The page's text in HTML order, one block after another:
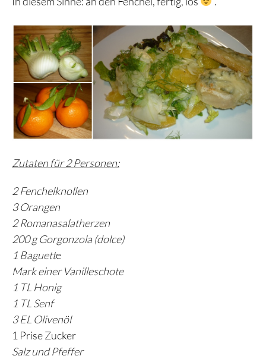
Zutaten für 2 Personen:
2 Fenchelknollen
3 Orangen
2 Romanasalatherzen
200 g Gorgonzola (dolce)
1 Baguette
Mark einer Vanilleschote
1 TL Honig
1 TL Senf
3 EL Olivenöl
1 Prise Zucker
Salz und Pfeffer